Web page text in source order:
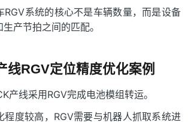
RGV系统的核心不是车辆数量，而是设备
产节拍之间的匹配。
线RGV定位精度优化案例
产线采用RGV完成电池模组转运。
程度较高，RGV需要与机器人抓取系统进